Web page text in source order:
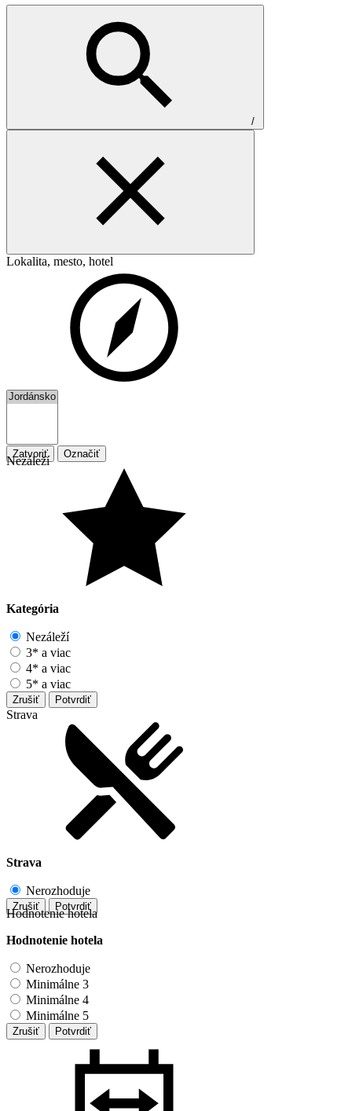
/
Lokalita, mesto, hotel
Zatvoriť Označiť
Nezáleží
Kategória
Nezáleží
3* a viac
4* a viac
5* a viac
Zrušiť Potvrdiť
Strava
Strava
Nerozhoduje
Zrušiť Potvrdiť
Hodnotenie hotela
Hodnotenie hotela
Nerozhoduje
Minimálne 3
Minimálne 4
Minimálne 5
Zrušiť Potvrdiť